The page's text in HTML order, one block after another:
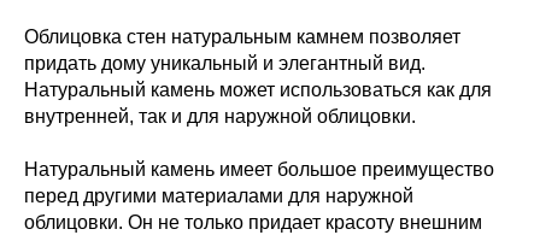
Облицовка стен натуральным камнем позволяет
придать дому уникальный и элегантный вид.
Натуральный камень может использоваться как для
внутренней, так и для наружной облицовки.
Натуральный камень имеет большое преимущество
перед другими материалами для наружной
облицовки. Он не только придает красоту внешним